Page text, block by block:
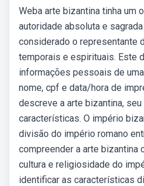
Weba arte bizantina tinha um
autoridade absoluta e
considerado o representante
temporais e espirituais. Este
informações pessoais de
nome, cpf e data/hora de
descreve a arte bizantina,
características. O império
divisão do império romano
compreender a arte bizantina
cultura e religiosidade do
identificar as características